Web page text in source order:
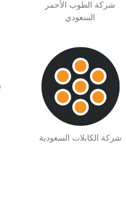
شركة الطوب الأحمر
السعودي
شركة الكابلات السعودية